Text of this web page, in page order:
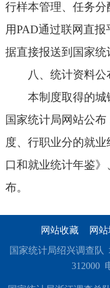
行样本管理、任务分
用PAD通过联网直
据直接报送到国家统
八、统计资料公
本制度取得的
国家统计局网站公
度、行职业分的就
口和就业统计年鉴
布。
网站收藏 网
国家统计局绍兴调查队
312000